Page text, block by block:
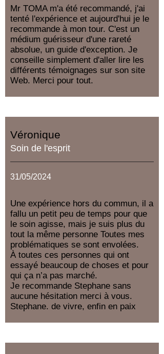
Mr TOMA m'a été recommandé, j'ai
tenté l'expérience et aujourd'hui je le
recommande à mon tour. C'est un
médium guérisseur d'une rareté
absolue, un guide d'exception. Je
conseille simplement d'aller lire les
différents témoignages sur son site
Web. Merci pour tout.
Véronique
Soin de l'esprit
31/05/2024
Une expérience hors du commun, il a
fallu un petit peu de temps pour que
le soin agisse, mais je suis plus du
tout la même personne Toutes mes
problématiques se sont envolées.
À toutes ces personnes qui ont
essayé beaucoup de choses et pour
qui ça n’a pas marché.
Je recommande Stephane sans
aucune hésitation merci à vous.
Stephane. de vivre, enfin en paix